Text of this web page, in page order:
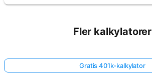
Fler kalkylatorer
Gratis 401k-kalkylator